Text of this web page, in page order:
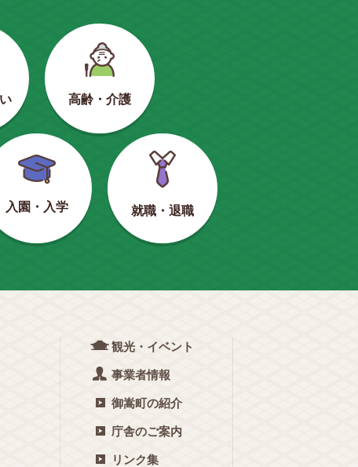
高齢・介護
入園・入学 就職・退職
観光・イベント
事業者情報
御嵩町の紹介
庁舎のご案内
リンク集